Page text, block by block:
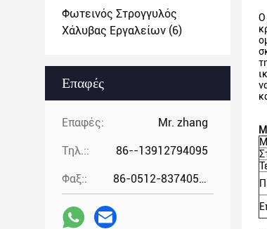
Φωτεινός Στρογγυλός
Χάλυβας Εργαλείων (6)
Επαφές
Επαφές: Mr. zhang
Τηλ.:: 86--13912794095
Φαξ:: 86-0512-83740521
Ο